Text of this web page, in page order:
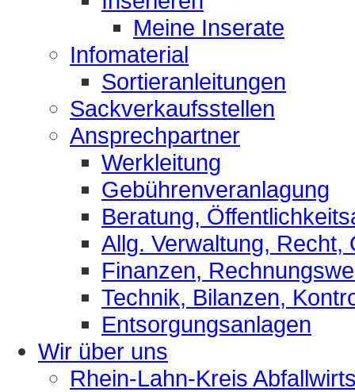
Meine Inserate
Infomaterial
Sortieranleitungen
Sackverkaufsstellen
Ansprechpartner
Werkleitung
Gebührenveranlagung
Beratung,
Allg. Verwaltung, Recht,
Finanzen,
Technik, Bilanzen,
Entsorgungsanlagen
Wir über uns
Rhein-Lahn-Kreis